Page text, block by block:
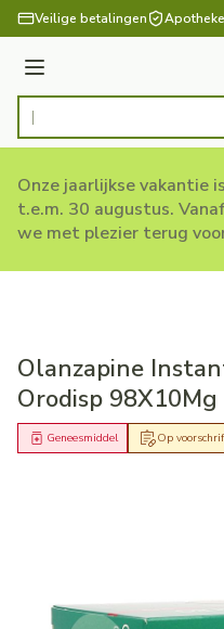
Ga naar de inhoud
Veilige betalingen
Menu
Product, merk, categorie...
Onze jaarlijkse vakantie
t.e.m. 30 augustus.
we met plezier terug
Olanzapine
Orodisp 98X10Mg
Op
Geneesmiddel